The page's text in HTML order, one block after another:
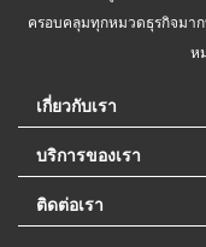
ครอบคลุมทุกหมวดธุรกิจมา
ห
เกี่ยวกับเรา
บริการของเรา
ติดต่อเรา